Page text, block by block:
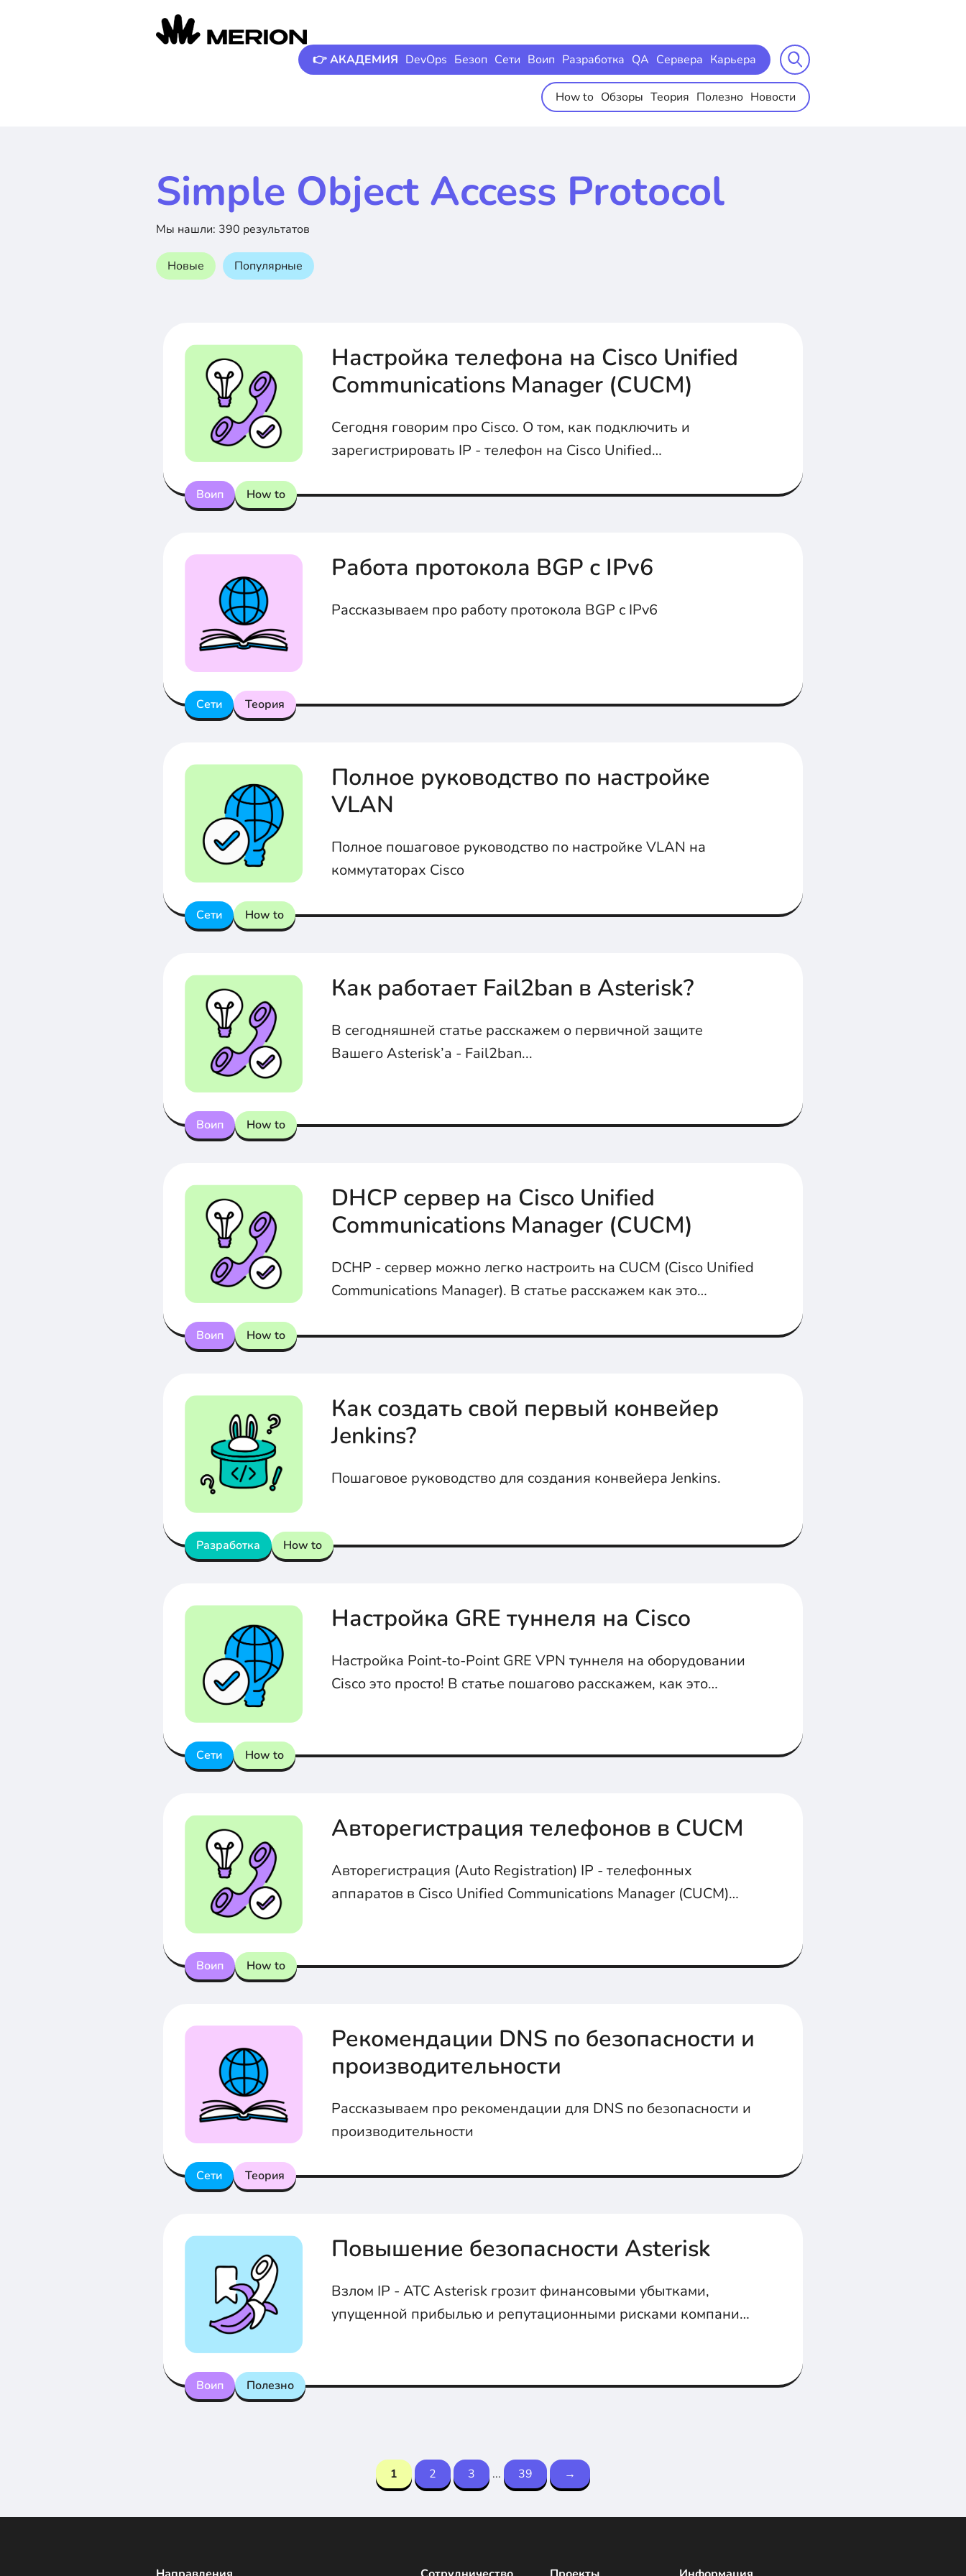
👉 АКАДЕМИЯ DevOps Безоп Сети Воип Разработка QA Сервера Карьера
How to Обзоры Теория Полезно Новости
Simple Object Access Protocol
Мы нашли: 390 результатов
Новые Популярные
Воип How to
Настройка телефона на Cisco Unified
Communications Manager (CUCM)
Сегодня говорим про Cisco. О том, как подключить и
зарегистрировать IP - телефон на Cisco Unified
Сети Теория
Работа протокола BGP с IPv6
Рассказываем про работу протокола BGP с IPv6
Сети How to
Полное руководство по настройке
VLAN
Полное пошаговое руководство по настройке VLAN на
коммутаторах Cisco
Воип How to
Как работает Fail2ban в Asterisk?
В сегодняшней статье расскажем о первичной защите
Вашего Asterisk’a - Fail2ban...
Воип How to
DHCP сервер на Cisco Unified
Communications Manager (CUCM)
DCHP - сервер можно легко настроить на CUCM (Cisco Unified
Communications Manager). В статье расскажем как это
Разработка How to
Как создать свой первый конвейер
Jenkins?
Пошаговое руководство для создания конвейера Jenkins.
Сети How to
Настройка GRE туннеля на Cisco
Настройка Point-to-Point GRE VPN туннеля на оборудовании
Cisco это просто! В статье пошагово расскажем, как это
Воип How to
Авторегистрация телефонов в CUCM
Авторегистрация (Auto Registration) IP - телефонных
аппаратов в Cisco Unified Communications Manager (CUCM)
Сети Теория
Рекомендации DNS по безопасности и
производительности
Рассказываем про рекомендации для DNS по безопасности и
производительности
Воип Полезно
Повышение безопасности Asterisk
Взлом IP - АТС Asterisk грозит финансовыми убытками,
упущенной прибылью и репутационными рисками компании.
1 2 3 ... 39 →